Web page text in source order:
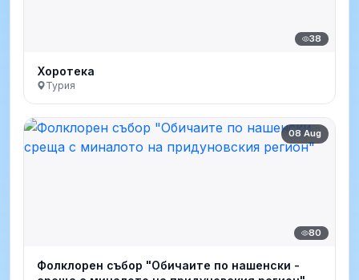
38
Хоротека
Турия
08 Aug
80
Фолклорен събор "Обичаите по нашенски -